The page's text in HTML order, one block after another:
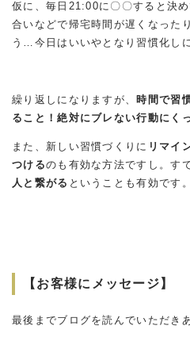
仮に、毎日21:00に〇〇すると決
合いなどで帰宅時間が遅くなった
う…今日はいいやとなり習慣化し
繰り返しになりますが、
時間で習
ること！絶対にブレない行動にく
また、新しい習慣づくりに リマイ
つけるのも有効な方法ですし。す
人と繋がる ということも有効です。
【お客様にメッセージ】
最後までブログを読んでいただき